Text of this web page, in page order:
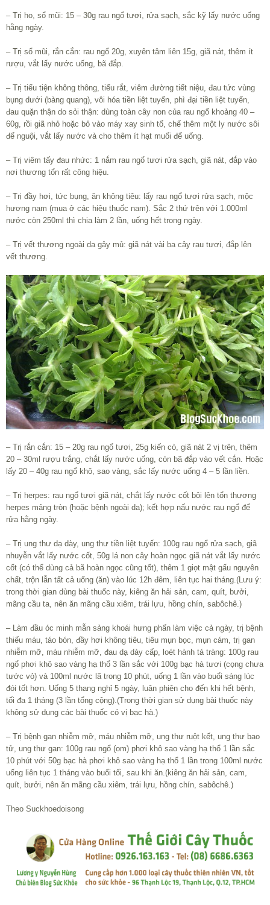
– Trị ho, sổ mũi: 15 – 30g rau ngổ tươi, rửa sạch, sắc kỹ lấy nước uống
hằng ngày.
– Trị sổ mũi, rắn cắn: rau ngổ 20g, xuyên tâm liên 15g, giã nát, thêm ít
rượu, vắt lấy nước uống, bã đắp.
– Trị tiểu tiện không thông, tiểu rắt, viêm đường tiết niệu, đau tức vùng
bụng dưới (bàng quang), vôi hóa tiền liệt tuyến, phì đại tiền liệt tuyến,
đau quặn thận do sỏi thận: dùng toàn cây non của rau ngổ khoảng 40 –
60g, rồi giã nhỏ hoặc bỏ vào máy xay sinh tố, chế thêm một ly nước sôi
để nguội, vắt lấy nước và cho thêm ít hạt muối để uống.
– Trị viêm tấy đau nhức: 1 nắm rau ngổ tươi rửa sạch, giã nát, đắp vào
nơi thương tổn rất công hiệu.
– Trị đầy hơi, tức bụng, ăn không tiêu: lấy rau ngổ tươi rửa sạch, mộc
hương nam (mua ở các hiệu thuốc nam). Sắc 2 thứ trên với 1.000ml
nước còn 250ml thì chia làm 2 lần, uống hết trong ngày.
– Trị vết thương ngoài da gây mủ: giã nát vài ba cây rau tươi, đắp lên
vết thương.
– Trị rắn cắn: 15 – 20g rau ngổ tươi, 25g kiến cò, giã nát 2 vị trên, thêm
20 – 30ml rượu trắng, chắt lấy nước uống, còn bã đắp vào vết cắn. Hoặc
lấy 20 – 40g rau ngổ khô, sao vàng, sắc lấy nước uống 4 – 5 lần liền.
– Trị herpes: rau ngổ tươi giã nát, chắt lấy nước cốt bôi lên tổn thương
herpes mảng tròn (hoặc bệnh ngoài da); kết hợp nấu nước rau ngổ để
rửa hằng ngày.
– Trị ung thư dạ dày, ung thư tiền liệt tuyến: 100g rau ngổ rửa sạch, giã
nhuyễn vắt lấy nước cốt, 50g lá non cây hoàn ngọc giã nát vắt lấy nước
cốt (có thể dùng cả bã hoàn ngọc cũng tốt), thêm 1 giọt mật gấu nguyên
chất, trộn lẫn tất cả uống (ăn) vào lúc 12h đêm, liên tục hai tháng.(Lưu ý:
trong thời gian dùng bài thuốc này, kiêng ăn hải sản, cam, quít, bưởi,
mãng cầu ta, nên ăn mãng cầu xiêm, trái lựu, hồng chín, sabôchê.)
– Làm đầu óc minh mẫn sảng khoái hưng phấn làm việc cả ngày, trị bệnh
thiếu máu, táo bón, đầy hơi không tiêu, tiêu mụn bọc, mụn cám, trị gan
nhiễm mỡ, máu nhiễm mỡ, đau dạ dày cấp, loét hành tá tràng: 100g rau
ngổ phơi khô sao vàng hạ thổ 3 lần sắc với 100g bạc hà tươi (cọng chưa
tước vỏ) và 100ml nước lã trong 10 phút, uống 1 lần vào buổi sáng lúc
đói tốt hơn. Uống 5 thang nghỉ 5 ngày, luân phiên cho đến khi hết bệnh,
tối đa 1 tháng (3 lần tổng cộng).(Trong thời gian sử dụng bài thuốc này
không sử dụng các bài thuốc có vị bạc hà.)
– Trị bệnh gan nhiễm mỡ, máu nhiễm mỡ, ung thư ruột kết, ung thư bao
tử, ung thư gan: 100g rau ngổ (om) phơi khô sao vàng hạ thổ 1 lần sắc
10 phút với 50g bạc hà phơi khô sao vàng hạ thổ 1 lần trong 100ml nước
uống liên tục 1 tháng vào buổi tối, sau khi ăn.(kiêng ăn hải sản, cam,
quít, bưởi, nên ăn mãng cầu xiêm, trái lựu, hồng chín, sabôchê.)
Theo Suckhoedoisong